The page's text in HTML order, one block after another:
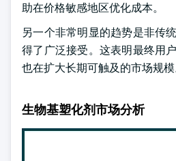
助在价格敏感地区优化成本。
另一个非常明显的趋势是非传
得了广泛接受。这表明最终用
也在扩大长期可触及的市场规模
生物基塑化剂市场分析